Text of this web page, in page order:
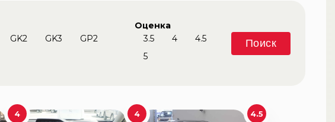
GK2 GK3
GP2
Оценка
3.5
4
4.5
5
Поиск
4 4 4.5